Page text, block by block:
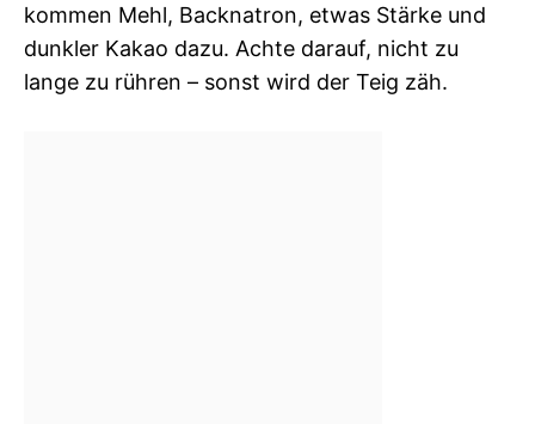
kommen Mehl, Backnatron, etwas Stärke und
dunkler Kakao dazu. Achte darauf, nicht zu
lange zu rühren – sonst wird der Teig zäh.